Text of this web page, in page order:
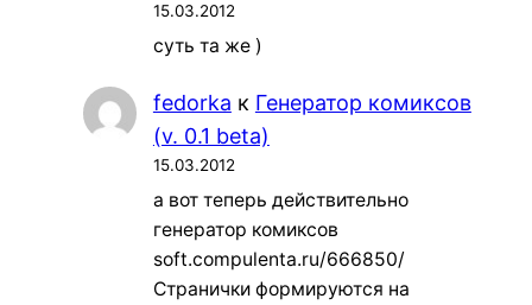
15.03.2012
суть та же )
fedorka к Генератор комиксов
(v. 0.1 beta)
15.03.2012
а вот теперь действительно
генератор комиксов
soft.compulenta.ru/666850/
Странички формируются на